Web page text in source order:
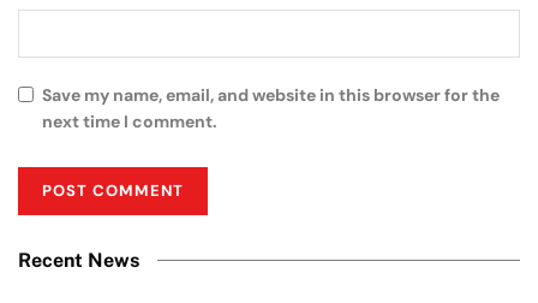
Save my name, email, and website in this browser for the
next time I comment.
Recent News